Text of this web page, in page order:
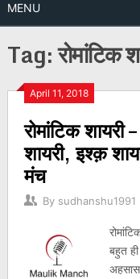
MENU
Tag:रोमांटिक
April 11, 2018
रोमांटिक शायरी
शायरी, इश्क़
मंच
By sudhanshu1991
बहुत
Posts
navigation